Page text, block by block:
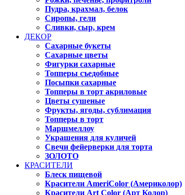
Пудра, крахмал, белок
Сиропы, гели
Сливки, сыр, крем
ДЕКОР
Сахарные букеты
Сахарные цветы
Фигурки сахарные
Топперы съедобные
Посыпки сахарные
Топперы в торт акриловые
Цветы сушеные
Фрукты, ягоды, сублимация
Топперы в торт
Маршмеллоу
Украшения для куличей
Свечи фейерверки для торта
ЗОЛОТО
КРАСИТЕЛИ
Блеск пищевой
Красители AmeriColor (Америколор)
Красители Art Color (Арт Колор)